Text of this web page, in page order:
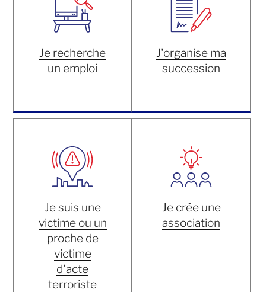
Je recherche
un emploi
J'organise ma
succession
Je suis une
victime ou un
proche de
victime
d'acte
terroriste
Je crée une
association